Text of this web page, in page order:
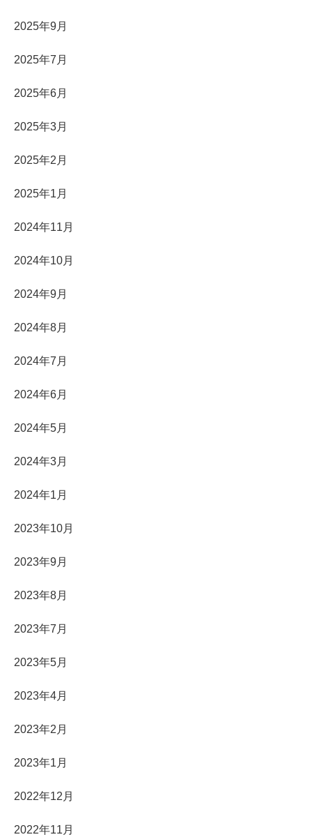
2025年9月
2025年7月
2025年6月
2025年3月
2025年2月
2025年1月
2024年11月
2024年10月
2024年9月
2024年8月
2024年7月
2024年6月
2024年5月
2024年3月
2024年1月
2023年10月
2023年9月
2023年8月
2023年7月
2023年5月
2023年4月
2023年2月
2023年1月
2022年12月
2022年11月